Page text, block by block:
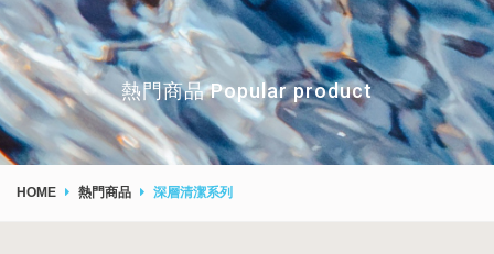
熱門商品 Popular product
HOME 熱門商品 深層清潔系列